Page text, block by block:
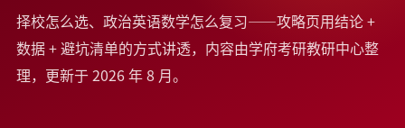
择校怎么选、政治英语数学怎么复习——攻略页用结论 +
数据 + 避坑清单的方式讲透，内容由学府考研教研中心整
理，更新于 2026 年 8 月。